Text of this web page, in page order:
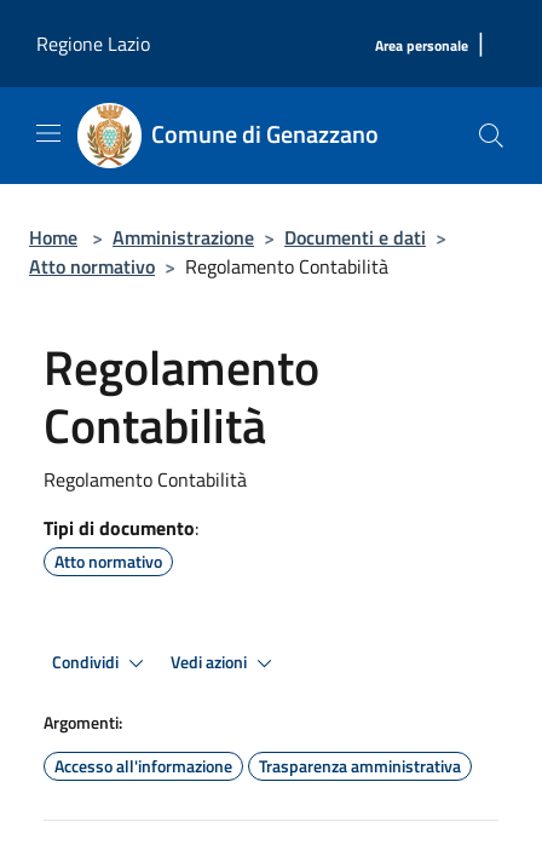
Regione Lazio
Area personale |
Comune di Genazzano
Home > Amministrazione > Documenti e dati >
Atto normativo > Regolamento Contabilità
Regolamento
Contabilità
Regolamento Contabilità
Tipi di documento:
Atto normativo
Condividi Vedi azioni
Argomenti:
Accesso all'informazione
Trasparenza amministrativa